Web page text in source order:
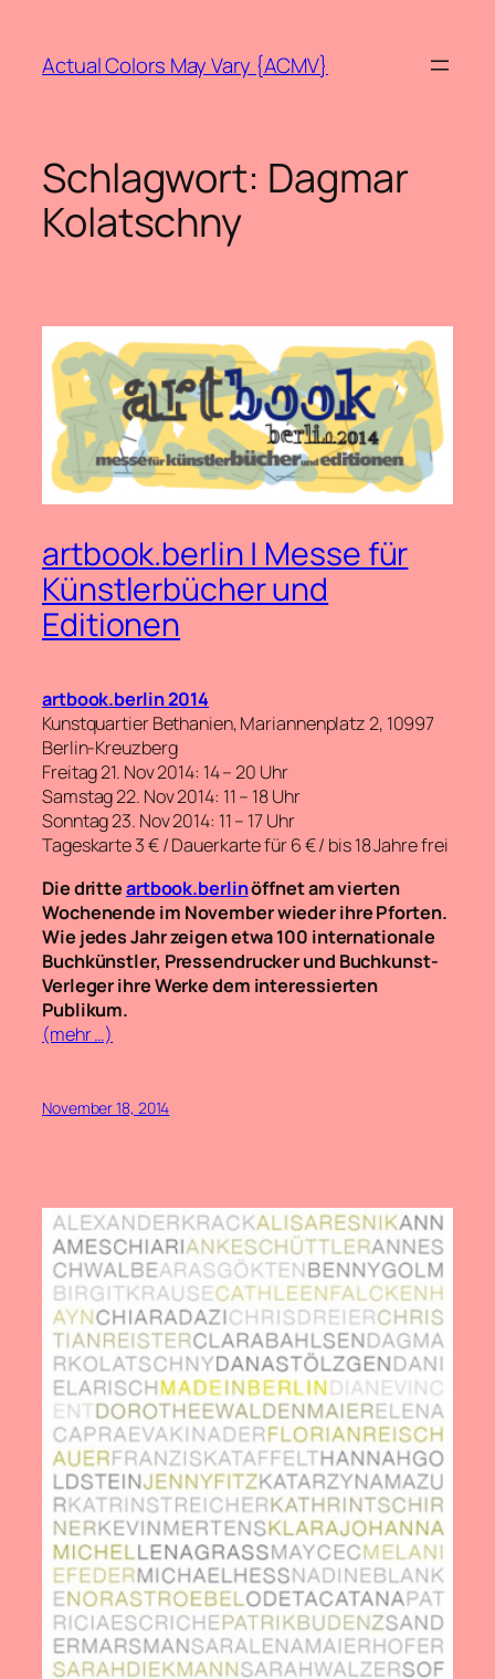
springen
Actual Colors May Vary {ACMV}
Schlagwort: Dagmar
Kolatschny
artbook.berlin | Messe für
Künstlerbücher und
Editionen
artbook.berlin 2014
Kunstquartier Bethanien, Mariannenplatz 2, 10997
Berlin-Kreuzberg
Freitag 21. Nov 2014: 14 – 20 Uhr
Samstag 22. Nov 2014: 11 – 18 Uhr
Sonntag 23. Nov 2014: 11 – 17 Uhr
Tageskarte 3 € / Dauerkarte für 6 € / bis 18 Jahre frei
Die dritteartbook.berlinöffnet am vierten
Wochenende im November wieder ihre Pforten.
Wie jedes Jahr zeigen etwa 100 internationale
Buchkünstler, Pressendrucker und Buchkunst-
Verleger ihre Werke dem interessierten
Publikum.
(mehr …)
November 18, 2014